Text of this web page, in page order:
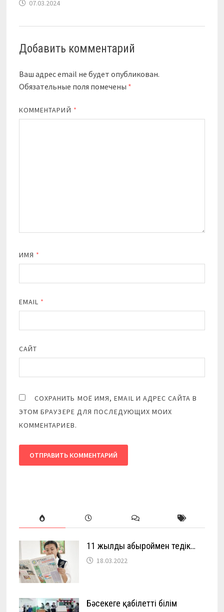
07.03.2024
Добавить комментарий
Ваш адрес email не будет опубликован.
Обязательные поля помечены *
КОММЕНТАРИЙ *
ИМЯ *
EMAIL *
САЙТ
СОХРАНИТЬ МОЁ ИМЯ, EMAIL И АДРЕС САЙТА В
ЭТОМ БРАУЗЕРЕ ДЛЯ ПОСЛЕДУЮЩИХ МОИХ
КОММЕНТАРИЕВ.
11 жылды абыроймен өтедік…
18.03.2022
Бәсекеге қабілетті білім